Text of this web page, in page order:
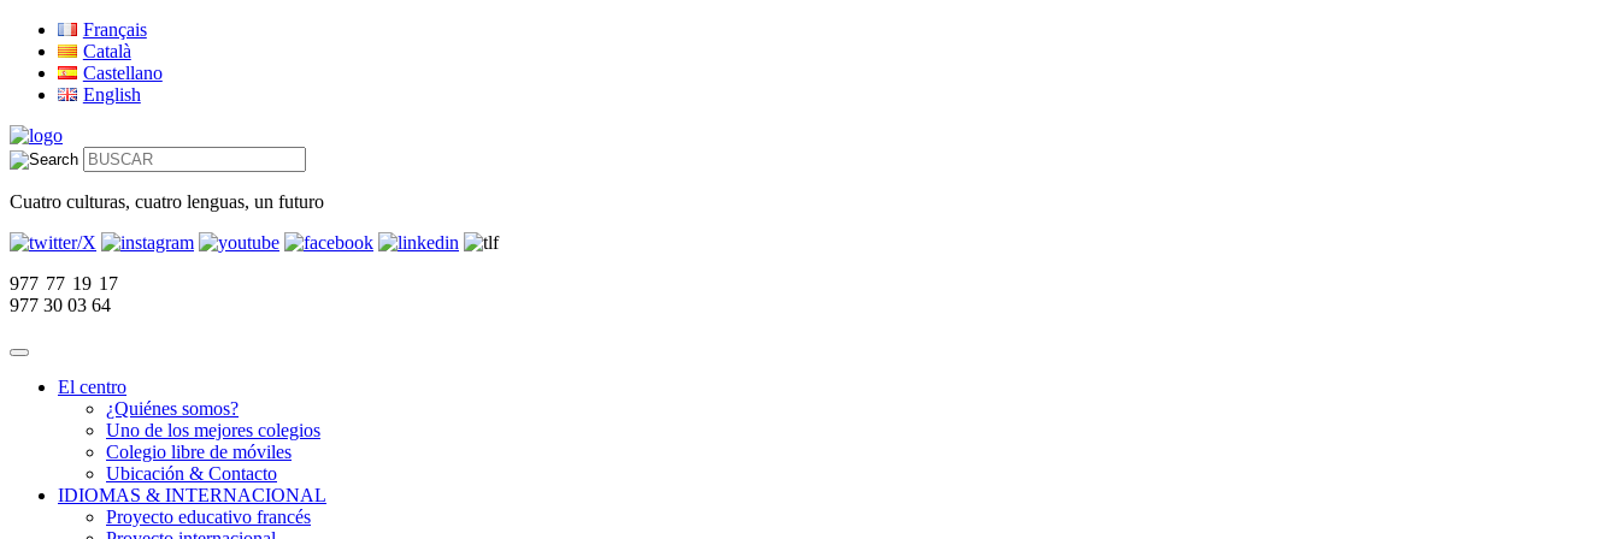
Français
Català
Castellano
English
Cuatro culturas, cuatro lenguas, un futuro
977 77 19 17
977 30 03 64
El centro
¿Quiénes somos?
Uno de los mejores colegios
Colegio libre de móviles
Ubicación & Contacto
IDIOMAS & INTERNACIONAL
Proyecto educativo francés